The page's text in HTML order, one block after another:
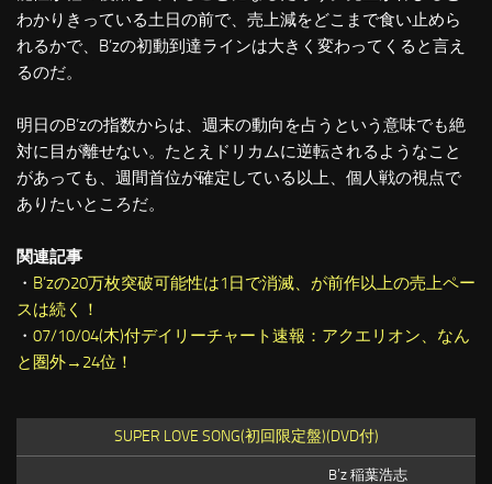
わかりきっている土日の前で、売上減をどこまで食い止めら
れるかで、B’zの初動到達ラインは大きく変わってくると言え
るのだ。
明日のB’zの指数からは、週末の動向を占うという意味でも絶
対に目が離せない。たとえドリカムに逆転されるようなこと
があっても、週間首位が確定している以上、個人戦の視点で
ありたいところだ。
関連記事
・ B’zの20万枚突破可能性は1日で消滅、が前作以上の売上ペー
スは続く！
・ 07/10/04(木)付デイリーチャート速報：アクエリオン、なん
と圏外→24位！
SUPER LOVE SONG(初回限定盤)(DVD付)
B’z 稲葉浩志